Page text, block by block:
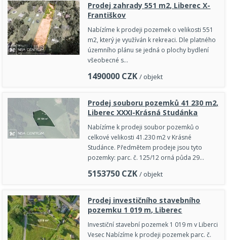
Prodej zahrady 551 m2, Liberec X-
Františkov
Nabízíme k prodeji pozemek o velikosti 551
m2, který je využíván k rekreaci. Dle platného
územního plánu se jedná o plochy bydlení
všeobecné s…
1490000 CZK / objekt
Prodej souboru pozemků 41 230 m2,
Liberec XXXI-Krásná Studánka
Nabízíme k prodeji soubor pozemků o
celkové velikosti 41.230 m2 v Krásné
Studánce. Předmětem prodeje jsou tyto
pozemky: parc. č. 125/12 orná půda 29…
5153750 CZK / objekt
Prodej investičního stavebního
pozemku 1 019 m, Liberec
Investiční stavební pozemek 1 019 m v Liberci
Vesec Nabízíme k prodeji pozemek parc. č.